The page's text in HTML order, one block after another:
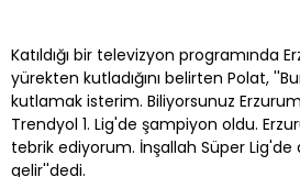
Katıldığı bir televizyon programında
yürekten kutladığını belirten Polat,
kutlamak isterim. Biliyorsunuz
Trendyol 1. Lig'de şampiyon oldu.
tebrik ediyorum. İnşallah Süper
gelir''dedi.